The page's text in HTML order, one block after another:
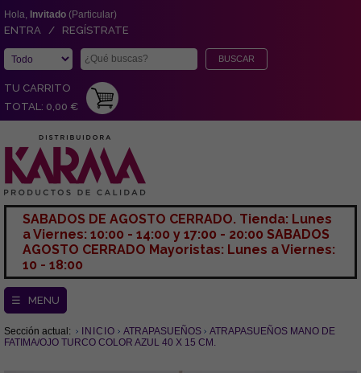
Hola, Invitado (Particular)
ENTRA / REGÍSTRATE
TU CARRITO
TOTAL: 0,00 €
SABADOS DE AGOSTO CERRADO. Tienda: Lunes
a Viernes: 10:00 - 14:00 y 17:00 - 20:00 SABADOS
AGOSTO CERRADO Mayoristas: Lunes a Viernes:
10 - 18:00
☰ MENU
Sección actual: INICIO ATRAPASUEÑOS
ATRAPASUEÑOS MANO DE
FATIMA/OJO TURCO COLOR AZUL 40 X 15 CM.